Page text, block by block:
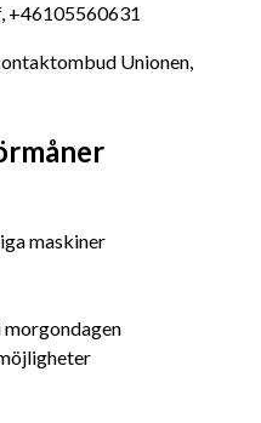
+46105560631
Unionen,
maskiner